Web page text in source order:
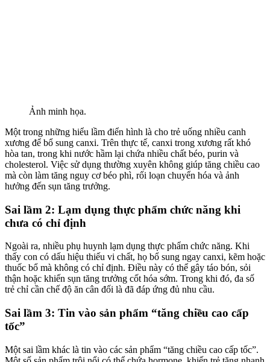
Ảnh minh họa.
Một trong những hiểu lầm điển hình là cho trẻ uống nhiều canh
xương để bổ sung canxi. Trên thực tế, canxi trong xương rất khó
hòa tan, trong khi nước hầm lại chứa nhiều chất béo, purin và
cholesterol. Việc sử dụng thường xuyên không giúp tăng chiều cao
mà còn làm tăng nguy cơ béo phì, rối loạn chuyển hóa và ảnh
hưởng đến sụn tăng trưởng.
Sai lầm 2: Lạm dụng thực phẩm chức năng khi
chưa có chỉ định
Ngoài ra, nhiều phụ huynh lạm dụng thực phẩm chức năng. Khi
thấy con có dấu hiệu thiếu vi chất, họ bổ sung ngay canxi, kẽm hoặc
thuốc bổ mà không có chỉ định. Điều này có thể gây táo bón, sỏi
thận hoặc khiến sụn tăng trưởng cốt hóa sớm. Trong khi đó, đa số
trẻ chỉ cần chế độ ăn cân đối là đã đáp ứng đủ nhu cầu.
Sai lầm 3: Tin vào sản phẩm “tăng chiều cao cấp
tốc”
Một sai lầm khác là tin vào các sản phẩm “tăng chiều cao cấp tốc”.